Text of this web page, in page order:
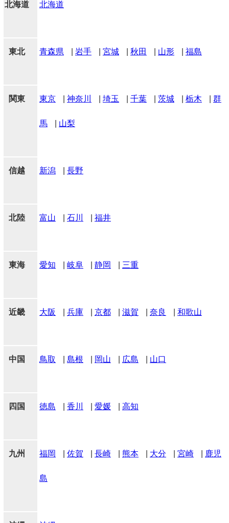
北海道 北海道
東北 青森県 岩手 宮城 秋田 山形 福島
関東 東京 神奈川 埼玉 千葉 茨城 栃木 群
馬 山梨
信越 新潟 長野
北陸 富山 石川 福井
東海 愛知 岐阜 静岡 三重
近畿 大阪 兵庫 京都 滋賀 奈良 和歌山
中国 鳥取 島根 岡山 広島 山口
四国 徳島 香川 愛媛 高知
九州 福岡 佐賀 長崎 熊本 大分 宮崎 鹿児
島